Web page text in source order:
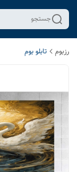
جستجو
رزبوم تابلو بوم